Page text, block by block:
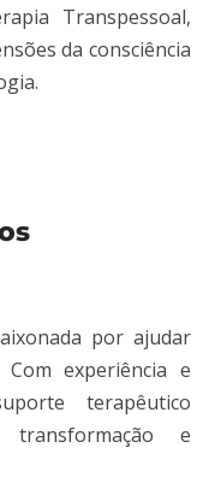
Transpessoal,
da consciência
por ajudar
experiência e
terapêutico
transformação e